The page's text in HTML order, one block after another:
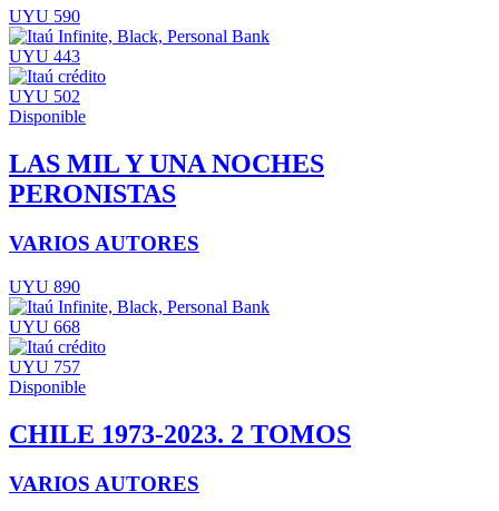
UYU 590
UYU 443
UYU 502
Disponible
LAS MIL Y UNA NOCHES
PERONISTAS
VARIOS AUTORES
UYU 890
UYU 668
UYU 757
Disponible
CHILE 1973-2023. 2 TOMOS
VARIOS AUTORES